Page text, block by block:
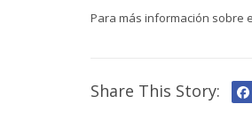
Para más información sobre
Share This Story: